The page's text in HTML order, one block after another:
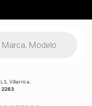
Villarrica.
2283